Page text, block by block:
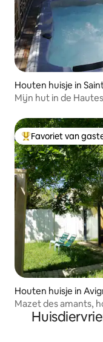
Houten huisje in
Mijn hut in de
Topfavoriet van
Favoriet van
Houten huisje in
Mazet des amants,